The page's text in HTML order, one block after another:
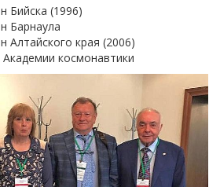
Бийска (1996)
Барнаула
края (2006)
космонавтики